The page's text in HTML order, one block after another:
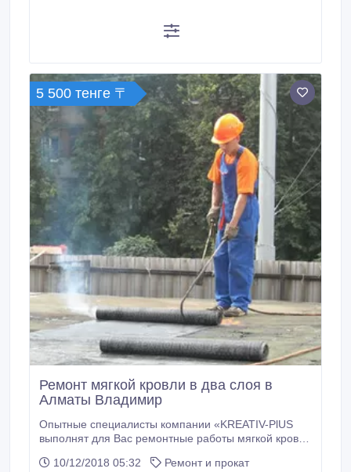
5 500 тенге 〒
Ремонт мягкой кровли в два слоя в
Алматы Владимир
Опытные специалисты компании «KREATIV-PlUS
выполнят для Вас ремонтные работы мягкой кровли
только высококачественные строительные
10/12/2018 05:32
Ремонт и прокат